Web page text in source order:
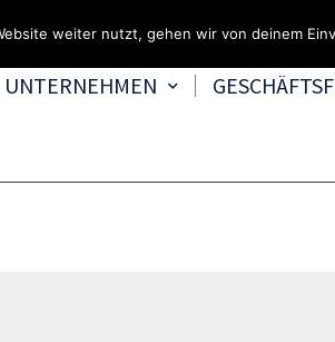
UNTERNEHMEN
weiter nutzt, gehen wir von deinem